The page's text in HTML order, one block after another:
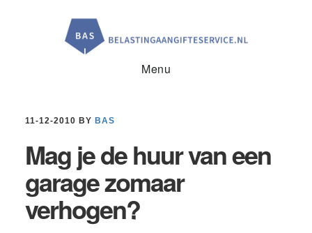
Menu
11-12-2010 BY BAS
Mag je de huur van een
garage zomaar
verhogen?